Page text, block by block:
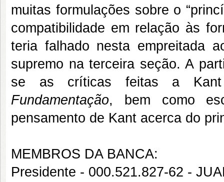
muitas formulações sobre o
compatibilidade em relação às
teria falhado nesta empreitada
supremo na terceira seção. A
se as críticas feitas a Kant
Fundamentação, bem como
pensamento de Kant acerca do
MEMBROS DA BANCA:
Presidente - 000.521.827-62 -